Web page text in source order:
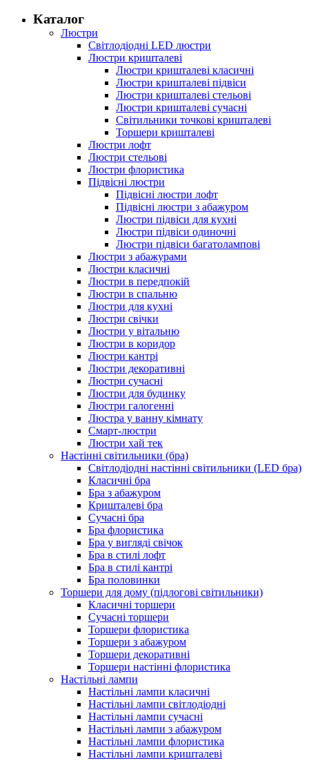
Каталог
Люстри
Світлодіодні LED люстри
Люстри кришталеві
Люстри кришталеві класичні
Люстри кришталеві підвіси
Люстри кришталеві стельові
Люстри кришталеві сучасні
Світильники точкові кришталеві
Торшери кришталеві
Люстри лофт
Люстри стельові
Люстри флористика
Підвісні люстри
Підвісні люстри лофт
Підвісні люстри з абажуром
Люстри підвіси для кухні
Люстри підвіси одиночні
Люстри підвіси багатолампові
Люстри з абажурами
Люстри класичні
Люстри в передпокій
Люстри в спальню
Люстри для кухні
Люстри свічки
Люстри у вітальню
Люстри в коридор
Люстри кантрі
Люстри декоративні
Люстри сучасні
Люстри для будинку
Люстри галогенні
Люстра у ванну кімнату
Смарт-люстри
Люстри хай тек
Настінні світильники (бра)
Світлодіодні настінні світильники (LED бра)
Класичні бра
Бра з абажуром
Кришталеві бра
Сучасні бра
Бра флористика
Бра у вигляді свічок
Бра в стилі лофт
Бра в стилі кантрі
Бра половинки
Торшери для дому (підлогові світильники)
Класичні торшери
Сучасні торшери
Торшери флористика
Торшери з абажуром
Торшери декоративні
Торшери настінні флористика
Настільні лампи
Настільні лампи класичні
Настільні лампи світлодіодні
Настільні лампи сучасні
Настільні лампи з абажуром
Настільні лампи флористика
Настільні лампи кришталеві